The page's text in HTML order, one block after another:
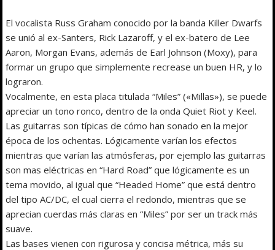
El vocalista Russ Graham conocido por la banda Killer Dwarfs
se unió al ex-Santers, Rick Lazaroff, y el ex-batero de Lee
Aaron, Morgan Evans, además de Earl Johnson (Moxy), para
formar un grupo que simplemente recrease un buen HR, y lo
lograron.
Vocalmente, en esta placa titulada “Miles” («Millas»), se puede
apreciar un tono ronco, dentro de la onda Quiet Riot y Keel.
Las guitarras son típicas de cómo han sonado en la mejor
época de los ochentas. Lógicamente varían los efectos
mientras que varían las atmósferas, por ejemplo las guitarras
son mas eléctricas en “Hard Road” que lógicamente es un
tema movido, al igual que “Headed Home” que está dentro
del tipo AC/DC, el cual cierra el redondo, mientras que se
aprecian cuerdas más claras en “Miles” por ser un track más
suave.
Las bases vienen con rigurosa y concisa métrica, más su